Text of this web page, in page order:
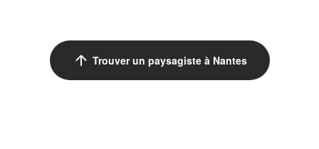
arrow_upward Trouver un paysagiste à Nantes